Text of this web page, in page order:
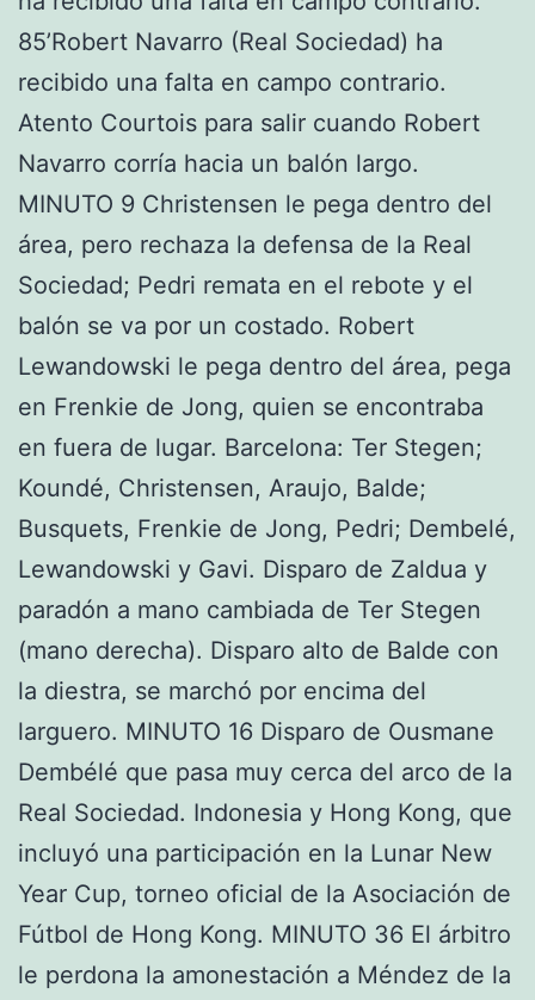
85’Robert Navarro (Real Sociedad) ha
recibido una falta en campo contrario.
Atento Courtois para salir cuando Robert
Navarro corría hacia un balón largo.
MINUTO 9 Christensen le pega dentro del
área, pero rechaza la defensa de la Real
Sociedad; Pedri remata en el rebote y el
balón se va por un costado. Robert
Lewandowski le pega dentro del área, pega
en Frenkie de Jong, quien se encontraba
en fuera de lugar. Barcelona: Ter Stegen;
Koundé, Christensen, Araujo, Balde;
Busquets, Frenkie de Jong, Pedri; Dembelé,
Lewandowski y Gavi. Disparo de Zaldua y
paradón a mano cambiada de Ter Stegen
(mano derecha). Disparo alto de Balde con
la diestra, se marchó por encima del
larguero. MINUTO 16 Disparo de Ousmane
Dembélé que pasa muy cerca del arco de la
Real Sociedad. Indonesia y Hong Kong, que
incluyó una participación en la Lunar New
Year Cup, torneo oficial de la Asociación de
Fútbol de Hong Kong. MINUTO 36 El árbitro
le perdona la amonestación a Méndez de la